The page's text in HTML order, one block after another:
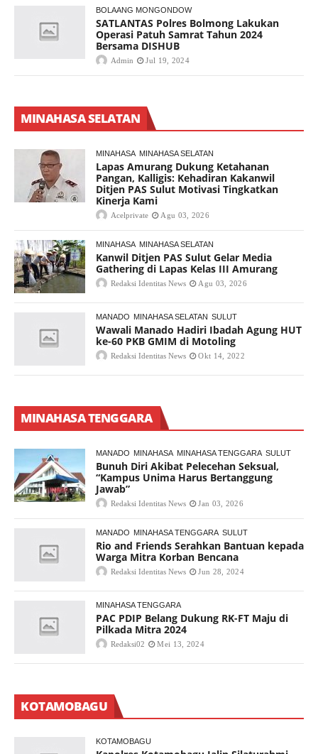
BOLAANG MONGONDOW
SATLANTAS Polres Bolmong Lakukan
Operasi Patuh Samrat Tahun 2024
Bersama DISHUB
Admin Jul 19, 2024
MINAHASA SELATAN
MINAHASA MINAHASA SELATAN
Lapas Amurang Dukung Ketahanan
Pangan, Kalligis: Kehadiran Kakanwil
Ditjen PAS Sulut Motivasi Tingkatkan
Kinerja Kami
Acelprivate Agu 03, 2026
MINAHASA MINAHASA SELATAN
Kanwil Ditjen PAS Sulut Gelar Media
Gathering di Lapas Kelas III Amurang
Redaksi Identitas News Agu 03, 2026
MANADO MINAHASA SELATAN SULUT
Wawali Manado Hadiri Ibadah Agung HUT
ke-60 PKB GMIM di Motoling
Redaksi Identitas News Okt 14, 2022
MINAHASA TENGGARA
MANADO MINAHASA MINAHASA TENGGARA SULUT
Bunuh Diri Akibat Pelecehan Seksual,
“Kampus Unima Harus Bertanggung
Jawab”
Redaksi Identitas News Jan 03, 2026
MANADO MINAHASA TENGGARA SULUT
Rio and Friends Serahkan Bantuan kepada
Warga Mitra Korban Bencana
Redaksi Identitas News Jun 28, 2024
MINAHASA TENGGARA
PAC PDIP Belang Dukung RK-FT Maju di
Pilkada Mitra 2024
Redaksi02 Mei 13, 2024
KOTAMOBAGU
KOTAMOBAGU